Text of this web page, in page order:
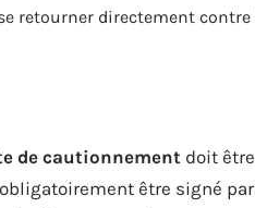
retourner directement
de cautionnement doit
être signé